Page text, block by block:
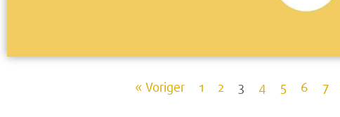
« Voriger 1 2 3 4 5 6 7